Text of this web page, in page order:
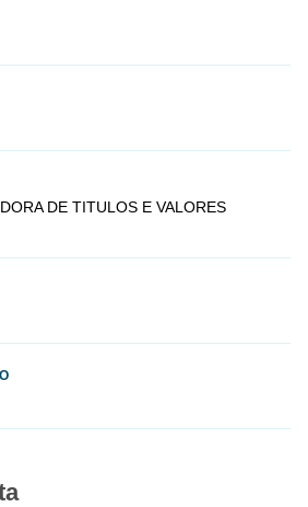
DE TITULOS E VALORES